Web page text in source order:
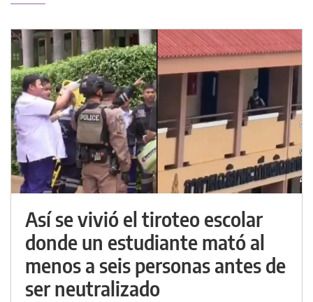
Así se vivió el tiroteo escolar
donde un estudiante mató al
menos a seis personas antes de
ser neutralizado